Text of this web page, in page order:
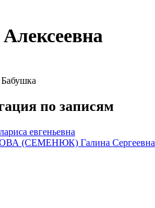
Бабушка
по записям
евгеньевна
(СЕМЕНЮК) Галина Сергеевна